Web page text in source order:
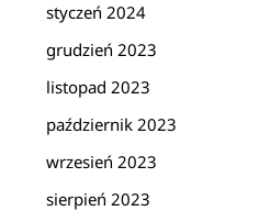
styczeń 2024
grudzień 2023
listopad 2023
październik 2023
wrzesień 2023
sierpień 2023